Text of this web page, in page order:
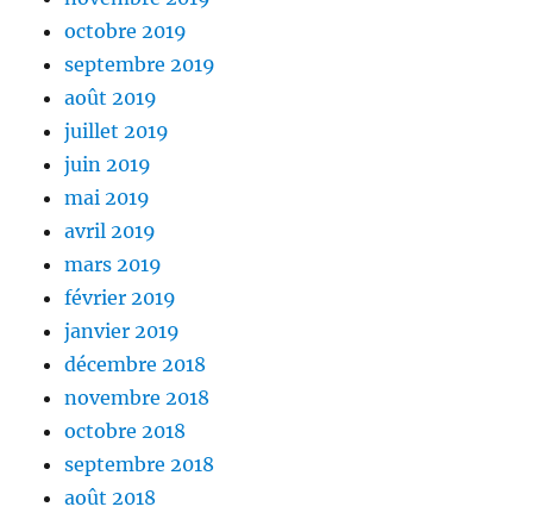
octobre 2019
septembre 2019
août 2019
juillet 2019
juin 2019
mai 2019
avril 2019
mars 2019
février 2019
janvier 2019
décembre 2018
novembre 2018
octobre 2018
septembre 2018
août 2018